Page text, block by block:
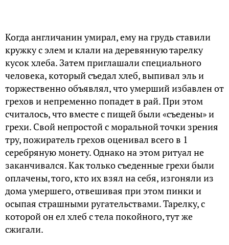
Когда англичанин умирал, ему на грудь ставили
кружку с элем и клали на деревянную тарелку
кусок хлеба. Затем приглашали специального
человека, который съедал хлеб, выпивал эль и
торжественно объявлял, что умерший избавлен от
грехов и непременно попадет в рай. При этом
считалось, что вместе с пищей были «съедены» и
грехи. Свой непростой с моральной точки зрения
тру, пожиратель грехов оценивал всего в 1
серебряную монету. Однако на этом ритуал не
заканчивался. Как только съеденные грехи были
оплачены, того, кто их взял на себя, изгоняли из
дома умершего, отвешивая при этом пинки и
осыпая страшными ругательствами. Тарелку, с
которой он ел хлеб с тела покойного, тут же
сжигали.